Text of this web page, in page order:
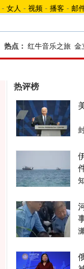
- 女人 - 视频 - 播客 - 邮
热点： 红牛音乐之旅 金
热评榜